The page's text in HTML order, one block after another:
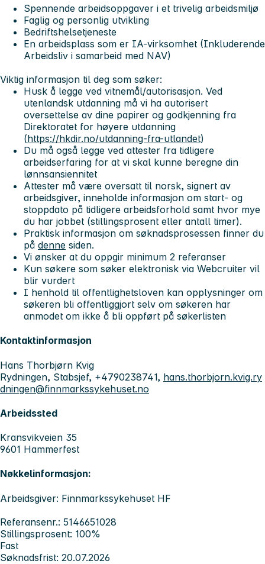
Spennende arbeidsoppgaver i et trivelig arbeidsmiljø
Faglig og personlig utvikling
Bedriftshelsetjeneste
En arbeidsplass som er IA-virksomhet (Inkluderende
Arbeidsliv i samarbeid med NAV)
Viktig informasjon til deg som søker:
Husk å legge ved vitnemål/autorisasjon. Ved
utenlandsk utdanning må vi ha autorisert
oversettelse av dine papirer og godkjenning fra
Direktoratet for høyere utdanning
(https://hkdir.no/utdanning-fra-utlandet)
Du må også legge ved attester fra tidligere
arbeidserfaring for at vi skal kunne beregne din
lønnsansiennitet
Attester må være oversatt til norsk, signert av
arbeidsgiver, inneholde informasjon om start- og
stoppdato på tidligere arbeidsforhold samt hvor mye
du har jobbet (stillingsprosent eller antall timer).
Praktisk informasjon om søknadsprosessen finner du
på denne siden.
Vi ønsker at du oppgir minimum 2 referanser
Kun søkere som søker elektronisk via Webcruiter vil
blir vurdert
I henhold til offentlighetsloven kan opplysninger om
søkeren bli offentliggjort selv om søkeren har
anmodet om ikke å bli oppført på søkerlisten
Kontaktinformasjon
Hans Thorbjørn Kvig
Rydningen, Stabsjef, +4790238741, hans.thorbjorn.kvig.ry
dningen@finnmarkssykehuset.no
Arbeidssted
Kransvikveien 35
9601 Hammerfest
Nøkkelinformasjon:
Arbeidsgiver: Finnmarkssykehuset HF
Referansenr.: 5146651028
Stillingsprosent: 100%
Fast
Søknadsfrist: 20.07.2026